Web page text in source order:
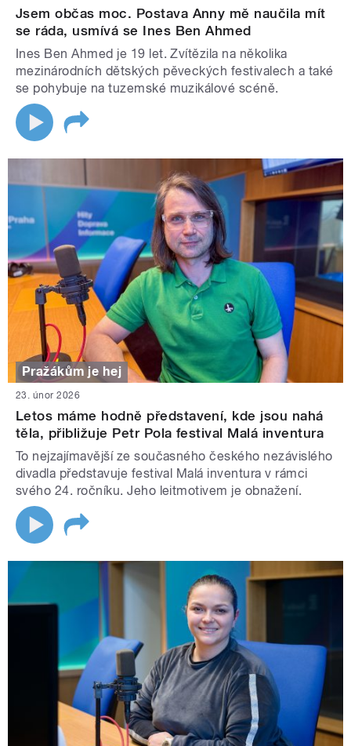
Jsem občas moc. Postava Anny mě naučila mít
se ráda, usmívá se Ines Ben Ahmed
Ines Ben Ahmed je 19 let. Zvítězila na několika
mezinárodních dětských pěveckých festivalech a také
se pohybuje na tuzemské muzikálové scéně.
Pražákům je hej
23. únor 2026
Letos máme hodně představení, kde jsou nahá
těla, přibližuje Petr Pola festival Malá inventura
To nejzajímavější ze současného českého nezávislého
divadla představuje festival Malá inventura v rámci
svého 24. ročníku. Jeho leitmotivem je obnažení.